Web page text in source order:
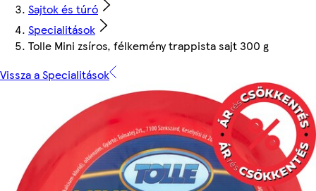
Sajtok és túró
Specialitások
Tolle Mini zsíros, félkemény trappista sajt 300 g
Vissza a Specialitások